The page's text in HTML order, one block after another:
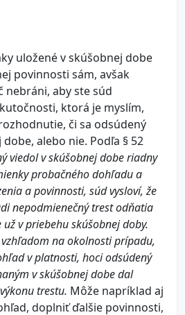
uložené v skúšobnej dobe
povinnosti sám, avšak
nebráni, aby ste súd
ktorá je myslím,
či sa odsúdený
alebo nie. Podľa § 52
viedol v skúšobnej dobe riadny
probačného dohľadu a
a povinnosti, súd vysloví, že
nepodmienečný trest odňatia
v priebehu skúšobnej doby.
na okolnosti prípadu,
v platnosti, hoci odsúdený
v skúšobnej dobe dal
trestu. Môže napríklad aj
doplniť ďalšie povinnosti,